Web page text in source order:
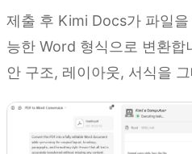
제출 후 Kimi Docs가 파일
능한 Word 형식으로 변환합
안 구조, 레이아웃, 서식을